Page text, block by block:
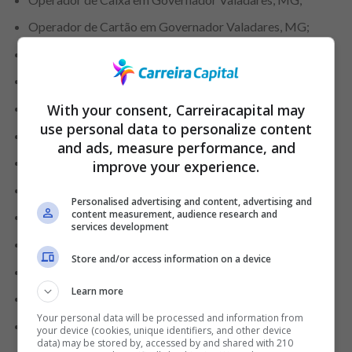
Operador de Cartão em Governador Valadares, MG;
Empacotador em Blumenau, SC;
Repositor em Blumenau, SC;
Líder de Setor em Blumenau, SC;
Operador de Cartão em Blumenau, SC;
Analista de Contratos em Mossoró, RN;
Engenheiro de Produção em Mossoró, RN;
Repositor de Loja em Bauru, SP;
Ajudante de Cozinha em Bauru, SP;
Designer Gráfico em Brasília, DF;
With your consent, Carreiracapital may
use personal data to personalize content
and ads, measure performance, and
improve your experience.
Personalised advertising and content, advertising and
content measurement, audience research and
services development
Store and/or access information on a device
Learn more
Your personal data will be processed and information from
your device (cookies, unique identifiers, and other device
data) may be stored by, accessed by and shared with 210